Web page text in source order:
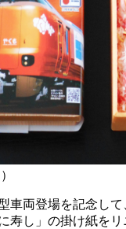
車両登場を記念し
し」の掛け紙をリ